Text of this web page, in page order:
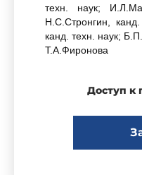
техн. наук;
Н.С.Стронгин,
канд. техн. наук;
Т.А.Фиронова
2. Доступ к